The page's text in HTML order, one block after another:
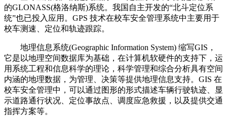
的GLONASS(格洛纳斯)系统。我国自主开发的“北斗定位系
统”也已投入应用。GPS 技术在校车安全管理系统中主要用于
校车测速、定位和轨迹跟踪。
地理信息系统(Geographic Information System) 缩写GIS，
它是以地理空间数据库为基础，在计算机软硬件的支持下，运
用系统工程和信息科学的理论，科学管理和综合分析具有空间
内涵的地理数据，为管理、决策等提供地理信息支持。GIS 在
校车安全管理中，可以通过图形的形式描述车辆行驶轨迹、显
示道路通行状况、定位事故点、调度应急救援，以及提供交通
指挥方案等。